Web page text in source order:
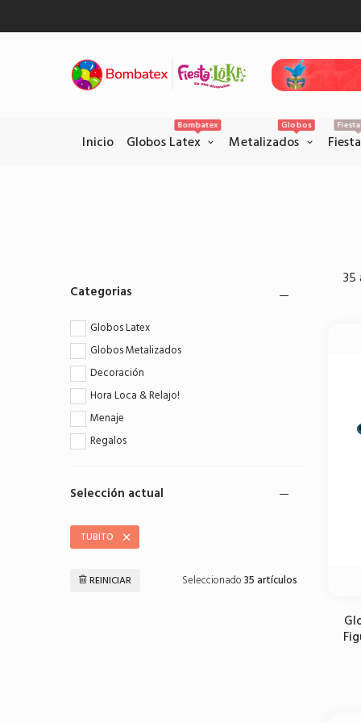
Inicio
Realice sus pagos con la pataforma
Inicio Globos Latex
Bombatex
Metalizados
Globos
Fiesta
Categorias
Globos Latex
Globos Metalizados
Decoración
Hora Loca & Relajo!
Menaje
Regalos
Selección actual
TUBITO
REINICIAR Seleccionado35 artículos
35